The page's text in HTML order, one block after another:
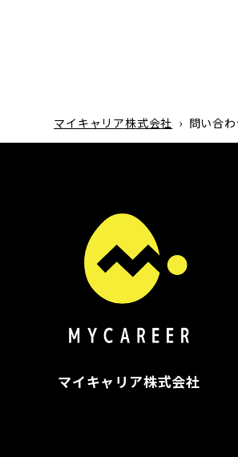
マイキャリア株式会社 › 問い合わ
マイキャリア株式会社